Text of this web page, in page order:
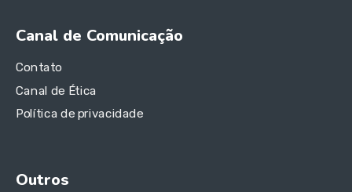
Canal de Comunicação
Contato
Canal de Ética
Política de privacidade
Outros